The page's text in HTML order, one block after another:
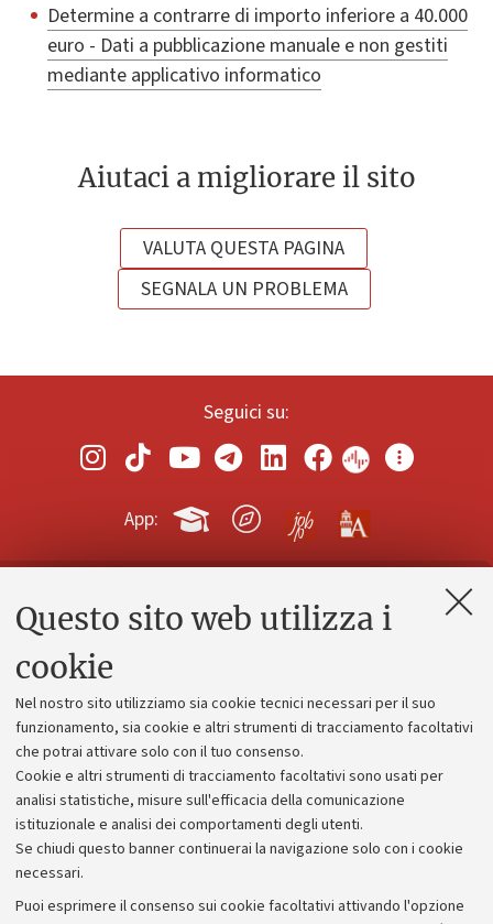
Questo sito web utilizza i
cookie
Nel nostro sito utilizziamo sia cookie tecnici necessari per il suo
funzionamento, sia cookie e altri strumenti di tracciamento facoltativi
che potrai attivare solo con il tuo consenso.
Cookie e altri strumenti di tracciamento facoltativi sono usati per
analisi statistiche, misure sull'efficacia della comunicazione
istituzionale e analisi dei comportamenti degli utenti.
Se chiudi questo banner continuerai la navigazione solo con i cookie
necessari.
Puoi esprimere il consenso sui cookie facoltativi attivando l'opzione
Determine a contrarre di importo inferiore a 40.000
euro - Dati a pubblicazione manuale e non gestiti
mediante applicativo informatico
Aiutaci a migliorare il sito
VALUTA QUESTA PAGINA
SEGNALA UN PROBLEMA
Seguici su:
App:
Contatti e PEC
Alumni community
Piano strategico
Bilanci
Donazioni e 5x1000
Bandi, gare e concorsi